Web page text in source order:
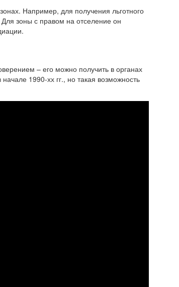
Например, для получения льготного
зоны с правом на отселение он
– его можно получить в органах
1990-хх гг., но такая возможность